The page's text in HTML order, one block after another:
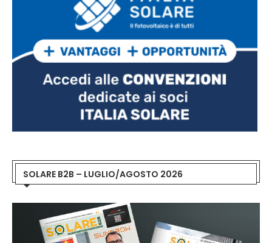
SOLARE B2B – LUGLIO/AGOSTO 2026